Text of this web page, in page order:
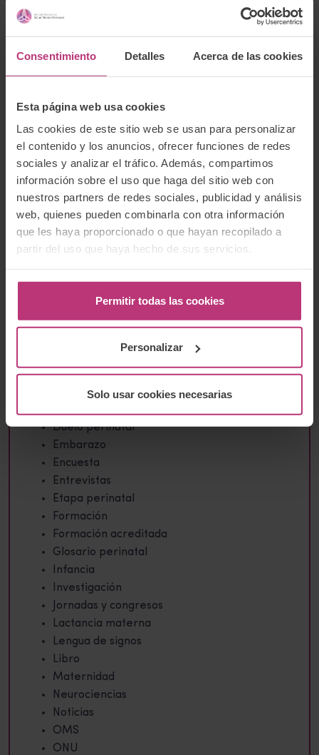
Consentimiento Detalles Acerca de las cookies
Esta página web usa cookies
Las cookies de este sitio web se usan para personalizar
el contenido y los anuncios, ofrecer funciones de redes
sociales y analizar el tráfico. Además, compartimos
información sobre el uso que haga del sitio web con
nuestros partners de redes sociales, publicidad y análisis
web, quienes pueden combinarla con otra información
que les haya proporcionado o que hayan recopilado a
partir del uso que haya hecho de sus servicios.
Permitir todas las cookies
Personalizar
Solo usar cookies necesarias
Newsletter
últimas noticias e información relevante del
Instituto Europeo de Salud Mental Perinatal.
He leído la Política de protección de
recopilen y almacenen bajo dichos
términos.
Comunidad
Crónicas
Duelo perinatal
Embarazo
Encuesta
Entrevistas
Etapa perinatal
Formación
Formación acreditada
Glosario perinatal
Infancia
Investigación
Jornadas y congresos
Lactancia materna
Lengua de signos
Libro
Maternidad
Neurociencias
Noticias
OMS
ONU